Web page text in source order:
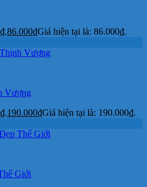
86.000₫Giá hiện tại là: 86.000₫.
Vượng
190.000₫Giá hiện tại là: 190.000₫.
Giới